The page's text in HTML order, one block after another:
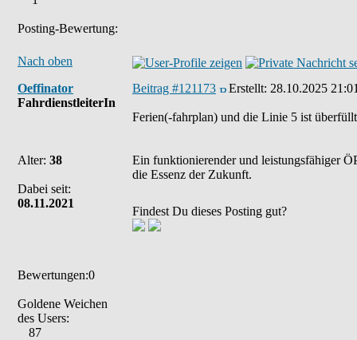
Posting-Bewertung:
Nach oben
Oeffinator
FahrdienstleiterIn
Alter: 38
Dabei seit:
08.11.2021
Bewertungen:0
Goldene Weichen
des Users:
87
Beitrag #121173 Erstellt: 28.10.2025
Ferien(-fahrplan) und die Linie 5 ist
Ein funktionierender und leistungsfähiger
die Essenz der Zukunft.
Findest Du dieses Posting gut?